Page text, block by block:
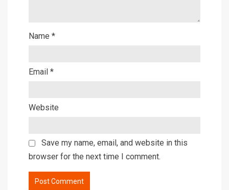
Name *
Email *
Website
Save my name, email, and website in this
browser for the next time I comment.